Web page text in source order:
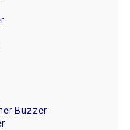
Buzzer